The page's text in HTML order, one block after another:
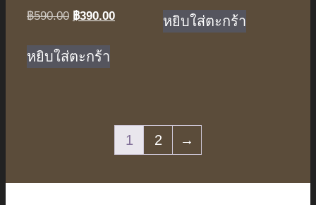
฿590.00 Original
was:
฿590.00.
฿390.00
หยิบใส่ตะกร้า
was:
฿350.00.
หยิบใส่ตะกร้า
1 2 →